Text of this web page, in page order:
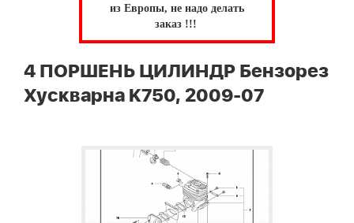
из Европы, не надо делать
заказ !!!
4 ПОРШЕНЬ ЦИЛИНДР Бензорез
Хускварна K750, 2009-07